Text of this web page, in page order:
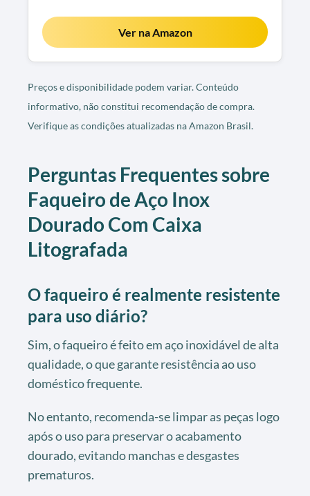
Ver na Amazon
Preços e disponibilidade podem variar. Conteúdo
informativo, não constitui recomendação de compra.
Verifique as condições atualizadas na Amazon Brasil.
Perguntas Frequentes sobre
Faqueiro de Aço Inox
Dourado Com Caixa
Litografada
O faqueiro é realmente resistente
para uso diário?
Sim, o faqueiro é feito em aço inoxidável de alta
qualidade, o que garante resistência ao uso
doméstico frequente.
No entanto, recomenda-se limpar as peças logo
após o uso para preservar o acabamento
dourado, evitando manchas e desgastes
prematuros.